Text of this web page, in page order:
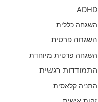
ADHD
השגחה כללית
השגחה פרטית
השגחה פרטית מיוחדת
התמודדות רגשית
התניה קלאסית